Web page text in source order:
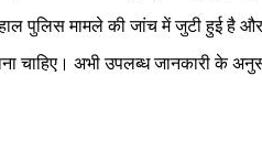
पुलिस मामले की जांच में जुटी हुई है
चाहिए। अभी उपलब्ध जानकारी के